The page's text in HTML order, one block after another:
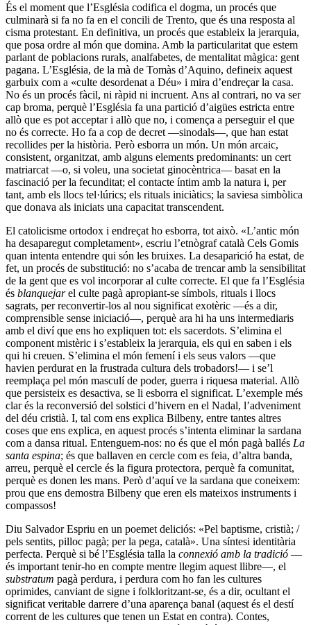
És el moment que l’Església codifica el dogma, un procés que
culminarà si fa no fa en el concili de Trento, que és una resposta al
cisma protestant. En definitiva, un procés que estableix la jerarquia,
que posa ordre al món que domina. Amb la particularitat que estem
parlant de poblacions rurals, analfabetes, de mentalitat màgica: gent
pagana. L’Església, de la mà de Tomàs d’Aquino, defineix aquest
garbuix com a «culte desordenat a Déu» i mira d’endreçar la casa.
No és un procés fàcil, ni ràpid ni incruent. Ans al contrari, no va ser
cap broma, perquè l’Església fa una partició d’aigües estricta entre
allò que es pot acceptar i allò que no, i comença a perseguir el que
no és correcte. Ho fa a cop de decret —sinodals—, que han estat
recollides per la història. Però esborra un món. Un món arcaic,
consistent, organitzat, amb alguns elements predominants: un cert
matriarcat —o, si voleu, una societat ginocèntrica— basat en la
fascinació per la fecunditat; el contacte íntim amb la natura i, per
tant, amb els llocs tel·lúrics; els rituals iniciàtics; la saviesa simbòlica
que donava als iniciats una capacitat transcendent.
El catolicisme ortodox i endreçat ho esborra, tot això. «L’antic món
ha desaparegut completament», escriu l’etnògraf català Cels Gomis
quan intenta entendre qui són les bruixes. La desaparició ha estat, de
fet, un procés de substitució: no s’acaba de trencar amb la sensibilitat
de la gent que es vol incorporar al culte correcte. El que fa l’Església
és blanquejarel culte pagà apropiant-se símbols, rituals i llocs
sagrats, per reconvertir-los al nou significat exotèric —és a dir,
comprensible sense iniciació—, perquè ara hi ha uns intermediaris
amb el diví que ens ho expliquen tot: els sacerdots. S’elimina el
component mistèric i s’estableix la jerarquia, els qui en saben i els
qui hi creuen. S’elimina el món femení i els seus valors —que
havien perdurat en la frustrada cultura dels trobadors!— i se’l
reemplaça pel món masculí de poder, guerra i riquesa material. Allò
que persisteix es desactiva, se li esborra el significat. L’exemple més
clar és la reconversió del solstici d’hivern en el Nadal, l’adveniment
del déu cristià. I, tal com ens explica Bilbeny, entre tantes altres
coses que ens explica, en aquest procés s’intenta eliminar la sardana
com a dansa ritual. Entenguem-nos: no és que el món pagà ballés La
santa espina; és que ballaven en cercle com es feia, d’altra banda,
arreu, perquè el cercle és la figura protectora, perquè fa comunitat,
perquè es donen les mans. Però d’aquí ve la sardana que coneixem:
prou que ens demostra Bilbeny que eren els mateixos instruments i
compassos!
Diu Salvador Espriu en un poemet deliciós: «Pel baptisme, cristià; /
pels sentits, pilloc pagà; per la pega, català». Una síntesi identitària
perfecta. Perquè si bé l’Església talla la connexió amb la tradició —
és important tenir-ho en compte mentre llegim aquest llibre—, el
substratum pagà perdura, i perdura com ho fan les cultures
oprimides, canviant de signe i folkloritzant-se, és a dir, ocultant el
significat veritable darrere d’una aparença banal (aquest és el destí
corrent de les cultures que tenen un Estat en contra). Contes,